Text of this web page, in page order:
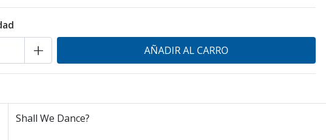
+
Shall We Dance?